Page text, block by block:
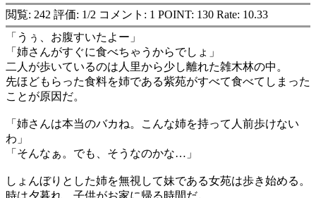
閲覧: 242 評価: 1/2 コメント: 1 POINT: 130 Rate: 10.33
「うぅ、お腹すいたよー」
「姉さんがすぐに食べちゃうからでしょ」
二人が歩いているのは人里から少し離れた雑木林の中。
先ほどもらった食料を姉である紫苑がすべて食べてしまった
ことが原因だ。
「姉さんは本当のバカね。こんな姉を持って人前歩けない
わ」
「そんなぁ。でも、そうなのかな…」
しょんぼりとした姉を無視して妹である女苑は歩き始める。
時は夕暮れ、子供がお家に帰る時間だ。